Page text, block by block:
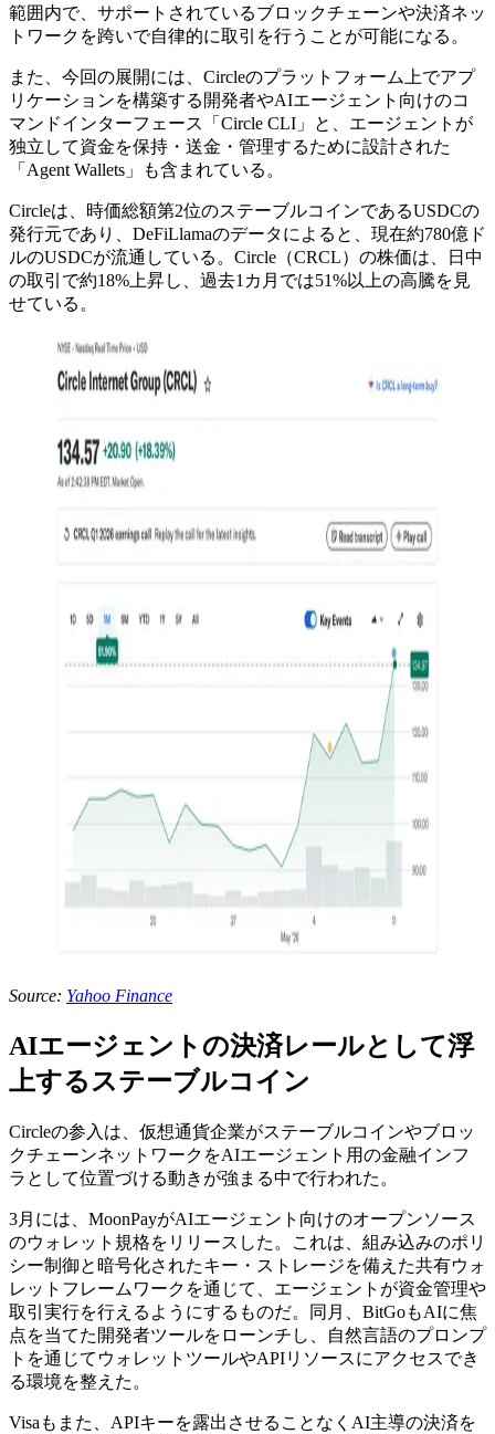
範囲内で、サポートされているブロックチェーンや決済ネッ
トワークを跨いで自律的に取引を行うことが可能になる。
また、今回の展開には、Circleのプラットフォーム上でアプ
リケーションを構築する開発者やAIエージェント向けのコ
マンドインターフェース「Circle CLI」と、エージェントが
独立して資金を保持・送金・管理するために設計された
「Agent Wallets」も含まれている。
Circleは、時価総額第2位のステーブルコインであるUSDCの
発行元であり、DeFiLlamaのデータによると、現在約780億ド
ルのUSDCが流通している。Circle（CRCL）の株価は、日中
の取引で約18%上昇し、過去1カ月では51%以上の高騰を見
せている。
Source: Yahoo Finance
AIエージェントの決済レールとして浮
上するステーブルコイン
Circleの参入は、仮想通貨企業がステーブルコインやブロッ
クチェーンネットワークをAIエージェント用の金融インフ
ラとして位置づける動きが強まる中で行われた。
3月には、MoonPayがAIエージェント向けのオープンソース
のウォレット規格をリリースした。これは、組み込みのポリ
シー制御と暗号化されたキー・ストレージを備えた共有ウォ
レットフレームワークを通じて、エージェントが資金管理や
取引実行を行えるようにするものだ。同月、BitGoもAIに焦
点を当てた開発者ツールをローンチし、自然言語のプロンプ
トを通じてウォレットツールやAPIリソースにアクセスでき
る環境を整えた。
Visaもまた、APIキーを露出させることなくAI主導の決済を